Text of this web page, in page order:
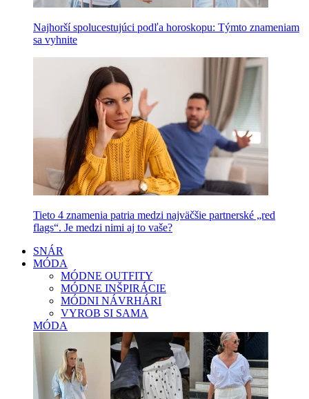
Najhorší spolucestujúci podľa horoskopu: Týmto znameniam
sa vyhnite
Tieto 4 znamenia patria medzi najväčšie partnerské „red
flags“. Je medzi nimi aj to vaše?
SNÁR
MÓDA
MÓDNE OUTFITY
MÓDNE INŠPIRÁCIE
MÓDNI NÁVRHÁRI
VYROB SI SAMA
MÓDA